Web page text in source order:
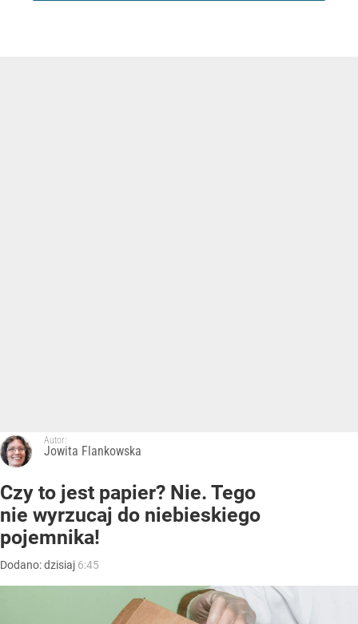
Autor:
Jowita Flankowska
Czy to jest papier? Nie. Tego
nie wyrzucaj do niebieskiego
pojemnika!
Dodano:dzisiaj 6:45